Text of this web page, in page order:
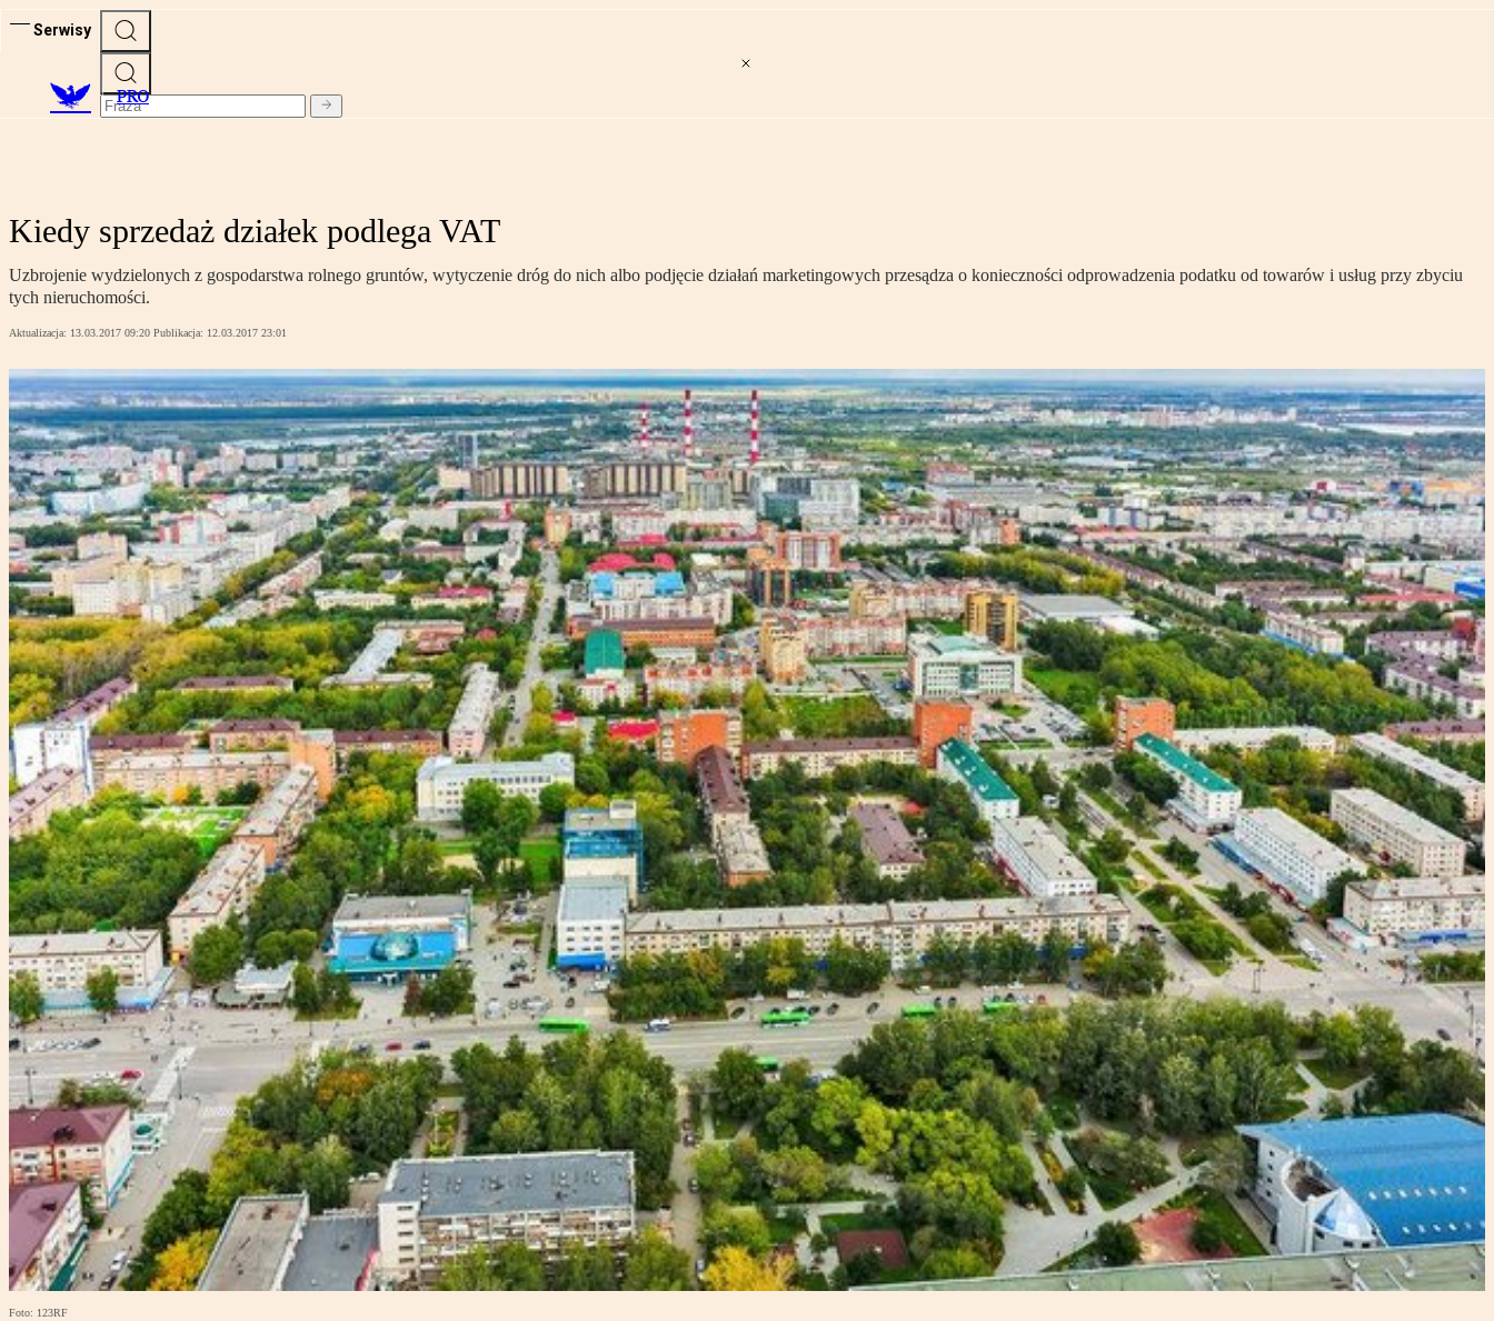
Serwisy
PRO
Kiedy sprzedaż działek podlega VAT
Uzbrojenie wydzielonych z gospodarstwa rolnego gruntów, wytyczenie dróg do nich albo podjęcie działań marketingowych przesądza o konieczności odprowadzenia podatku od towarów i usług przy zbyciu
tych nieruchomości.
Aktualizacja: 13.03.2017 09:20 Publikacja: 12.03.2017 23:01
Foto: 123RF